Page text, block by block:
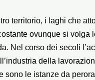
territorio, i laghi che
ovunque si
Nel corso dei secoli
della
sono le istanze da